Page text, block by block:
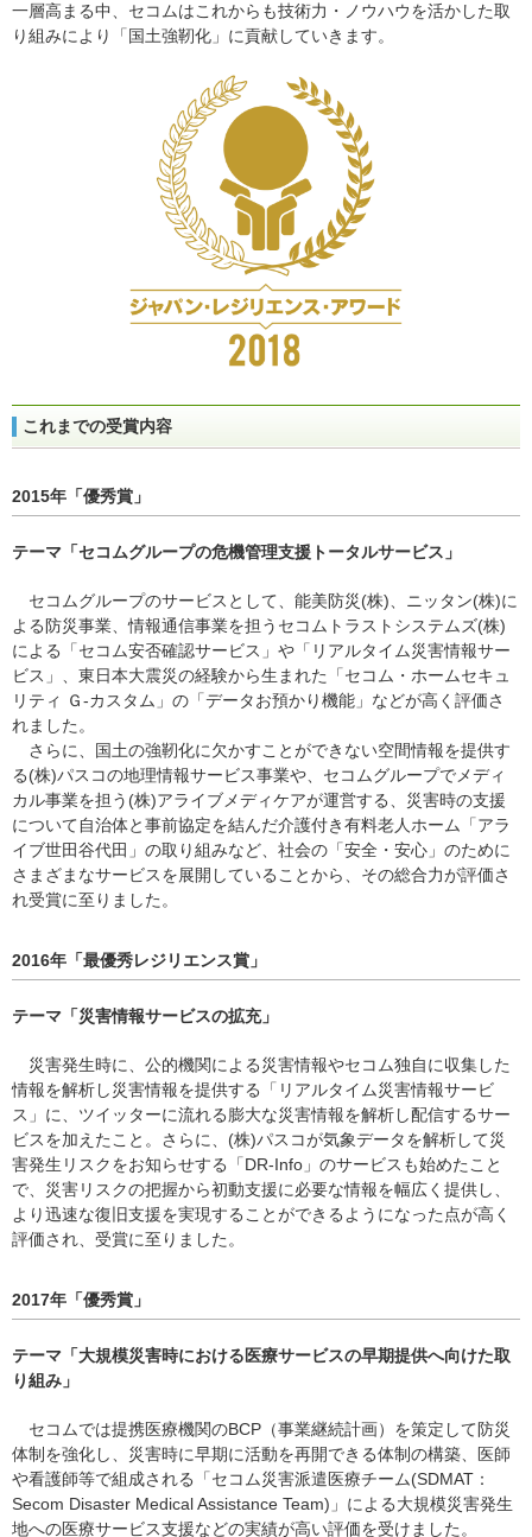
一層高まる中、セコムはこれからも技術力・ノウハウを活かした取
り組みにより「国土強靭化」に貢献していきます。
これまでの受賞内容
2015年「優秀賞」
テーマ「セコムグループの危機管理支援トータルサービス」
セコムグループのサービスとして、能美防災(株)、ニッタン(株)に
よる防災事業、情報通信事業を担うセコムトラストシステムズ(株)
による「セコム安否確認サービス」や「リアルタイム災害情報サー
ビス」、東日本大震災の経験から生まれた「セコム・ホームセキュ
リティ Ｇ-カスタム」の「データお預かり機能」などが高く評価さ
れました。
さらに、国土の強靭化に欠かすことができない空間情報を提供す
る(株)パスコの地理情報サービス事業や、セコムグループでメディ
カル事業を担う(株)アライブメディケアが運営する、災害時の支援
について自治体と事前協定を結んだ介護付き有料老人ホーム「アラ
イブ世田谷代田」の取り組みなど、社会の「安全・安心」のために
さまざまなサービスを展開していることから、その総合力が評価さ
れ受賞に至りました。
2016年「最優秀レジリエンス賞」
テーマ「災害情報サービスの拡充」
災害発生時に、公的機関による災害情報やセコム独自に収集した
情報を解析し災害情報を提供する「リアルタイム災害情報サービ
ス」に、ツイッターに流れる膨大な災害情報を解析し配信するサー
ビスを加えたこと。さらに、(株)パスコが気象データを解析して災
害発生リスクをお知らせする「DR-Info」のサービスも始めたこと
で、災害リスクの把握から初動支援に必要な情報を幅広く提供し、
より迅速な復旧支援を実現することができるようになった点が高く
評価され、受賞に至りました。
2017年「優秀賞」
テーマ「大規模災害時における医療サービスの早期提供へ向けた取
り組み」
セコムでは提携医療機関のBCP（事業継続計画）を策定して防災
体制を強化し、災害時に早期に活動を再開できる体制の構築、医師
や看護師等で組成される「セコム災害派遣医療チーム(SDMAT：
Secom Disaster Medical Assistance Team)」による大規模災害発生
地への医療サービス支援などの実績が高い評価を受けました。